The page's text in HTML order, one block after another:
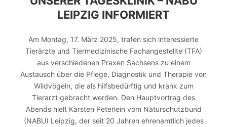
LEIPZIG INFORMIERT
Am Montag, 17. März 2025, trafen sich interessierte
Tierärzte und Tiermedizinische Fachangestellte (TFA)
aus verschiedenen Praxen Sachsens zu einem
Austausch über die Pflege, Diagnostik und Therapie von
Wildvögeln, die als hilfsbedürftig und krank zum
Tierarzt gebracht werden. Den Hauptvortrag des
Abends hielt Karsten Peterlein vom Naturschutzbund
(NABU) Leipzig, der seit 20 Jahren ehrenamtlich jedes